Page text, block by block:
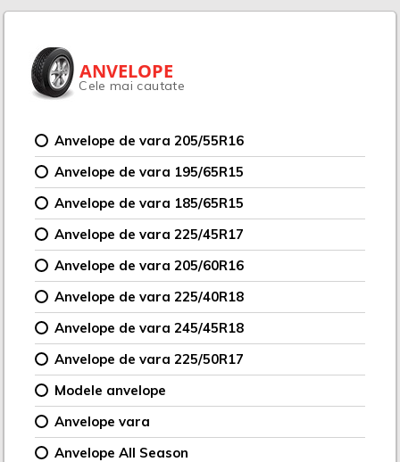
ANVELOPE
Cele mai cautate
Anvelope de vara 205/55R16
Anvelope de vara 195/65R15
Anvelope de vara 185/65R15
Anvelope de vara 225/45R17
Anvelope de vara 205/60R16
Anvelope de vara 225/40R18
Anvelope de vara 245/45R18
Anvelope de vara 225/50R17
Modele anvelope
Anvelope vara
Anvelope All Season